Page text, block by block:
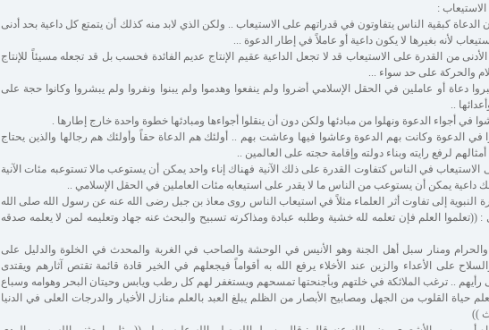
:
الدعاة كبقية الناس يتفاوتون في قدراتهم على الاستيعاب .. ولكن الذي لابد منه كذلك أن يتمتع كل داعية بحد أدنى
لأنه بغيرها لا يكون داعية أو عاملاً في إطار الدعوة ...
من القدرة على الاستيعاب قد لا تجعل الداعية عقيم الإنتاج عديم الفائدة فحسب بل قد تجعله مسيئاً للإنتاج
والحركة على حد سواء ...
دعاة أو عاملين في الحقل الإسلامي أضروا ولم ينفعوا وهدموا ولم يبنوا ونفروا ولم يبشروا وكانوا حجة على
..
في أجواء الدعوة ونهلوا من مبادئها ولكن دون أن ينقلوا أجواءها ومبادئها خطوة واحدة خارج إطارها .
في الدعوة وكانت بهم الدعوة وعاشوا فيها وعاشت بهم .. أولئك هم الدعاة حقاً وأولئك هم رجالها والذين يحتاج
أمثالهم لرفع رايته وبناء دولته وإقامة حجته على العالمين ..
الاستيعاب في الناس كتفاوت القدرة على ذلك الآنية فهناك إناء واحد يمكن أن يستوعب مالا تستوعبه مئات الآنية
داعية يمكن أن يستوعب من الناس ما لا يقدر على استيعابه مئات العاملين في الحقل الإسلامي ..
النبوية إلى تفاوت أثر العلماء مثلاً في استيعاب الناس روى معاذ بن جبل رضى الله عنه عن رسول الله صلى الله
: ((تعلموا العلم فإن تعلمه لله خشية وطلبه عبادة ومذاكرته تسبيح والبحث عنه جهاد وتعليمه لمن لا يعلمه صدقه
والحرام ومنار سبل أهل الجنة وهو الأنيس في الوحشة والصاحب في الغربة والمحدث في الخلوة والدليل على
على الأعداء والزين عند الأخلاء يرفع الله به أقواماً فيجعلهم في الخير قادة قائمة تقتص آثارهم ويقتدى
رأيهم .. ترغب الملائكة في خلتهم وبأجنحتها تمسحهم ويستغفر لهم كل رطب ويابس وحيتان البحر وهوامه وسباع
حياة القلوب من الجهل ومصابيح الأبصار من الظلم يبلغ العبد بالعلم منازل الأخيار والدرجات العلى في الدنيا
))